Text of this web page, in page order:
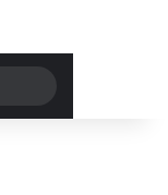
per